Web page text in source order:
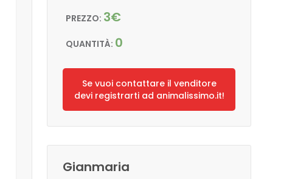
PREZZO: 3€
QUANTITÀ: 0
Se vuoi contattare il venditore
devi registrarti ad animalissimo.it!
Gianmaria